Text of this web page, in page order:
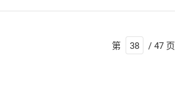
第 / 47 页